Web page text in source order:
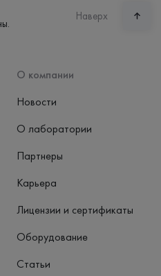
Наверх
О компании
Новости
О лаборатории
Партнеры
Карьера
Лицензии и сертификаты
Оборудование
Статьи